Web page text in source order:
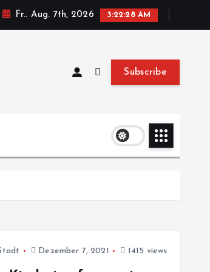
Fr.. Aug. 7th, 2026 3:22:29 AM
Subscribe
Dezember 7, 2021 1415 views